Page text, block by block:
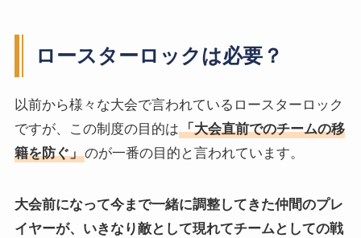
ロースターロックは必要？
以前から様々な大会で言われているロースターロック
ですが、この制度の目的は「大会直前でのチームの移
籍を防ぐ」のが一番の目的と言われています。
大会前になって今まで一緒に調整してきた仲間のプレ
イヤーが、いきなり敵として現れてチームとしての戦